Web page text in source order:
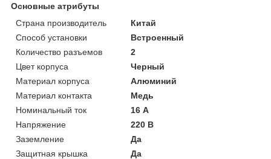
Основные атрибуты
Страна производитель
Китай
Способ установки
Встроенный
Количество разъемов
2
Цвет корпуса
Черный
Материал корпуса
Алюминий
Материал контакта
Медь
Номинальный ток
16 А
Напряжение
220 В
Заземление
Да
Защитная крышка
Да